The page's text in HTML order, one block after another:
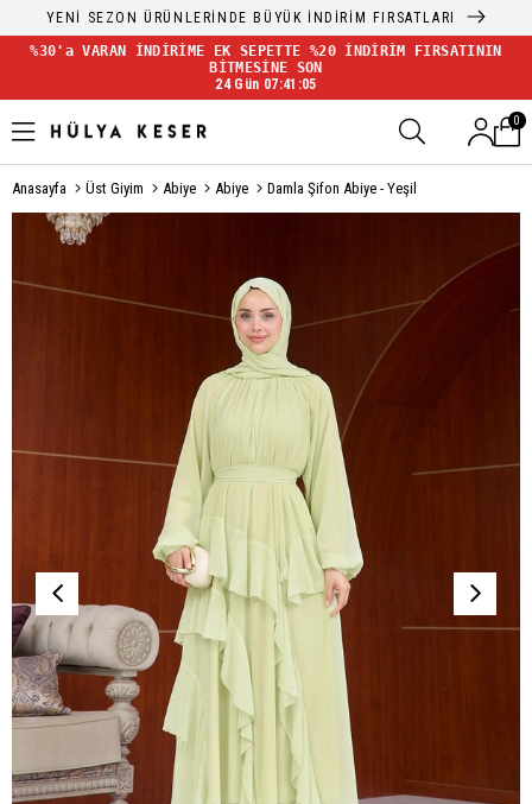
YENİ SEZON ÜRÜNLERİNDE BÜYÜK İNDİRİM FIRSATLARI
%30'a VARAN İNDİRİME EK SEPETTE %20 İNDİRİM FIRSATININ
BİTMESİNE SON
24 Gün 07:41:05
0
Anasayfa Üst Giyim Abiye Abiye Damla Şifon Abiye - Yeşil